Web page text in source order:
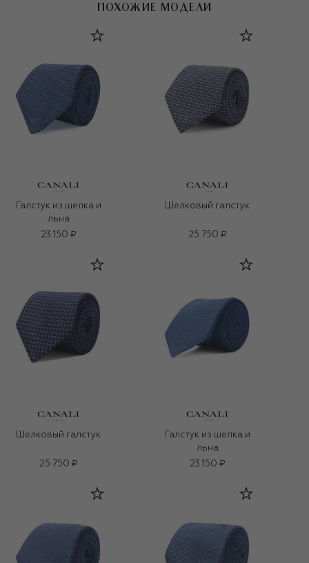
ПОХОЖИЕ МОДЕЛИ
Галстук из шелка и
льна
23 150 ₽
Шелковый галстук
25 750 ₽
Шелковый галстук
25 750 ₽
Галстук из шелка и
льна
23 150 ₽